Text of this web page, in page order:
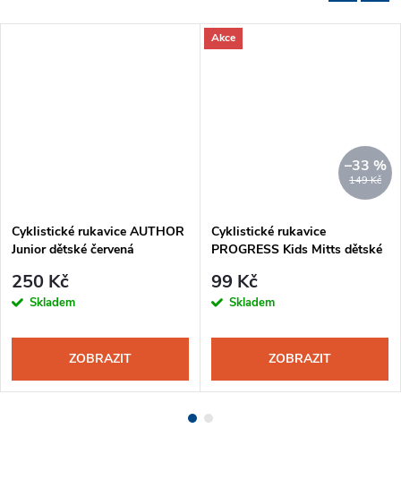
Cyklistické rukavice AUTHOR
Junior dětské červená
250 Kč
Skladem
ZOBRAZIT
Akce
149 Kč
–33 %
Cyklistické rukavice
PROGRESS Kids Mitts dětské
99 Kč
Skladem
ZOBRAZIT